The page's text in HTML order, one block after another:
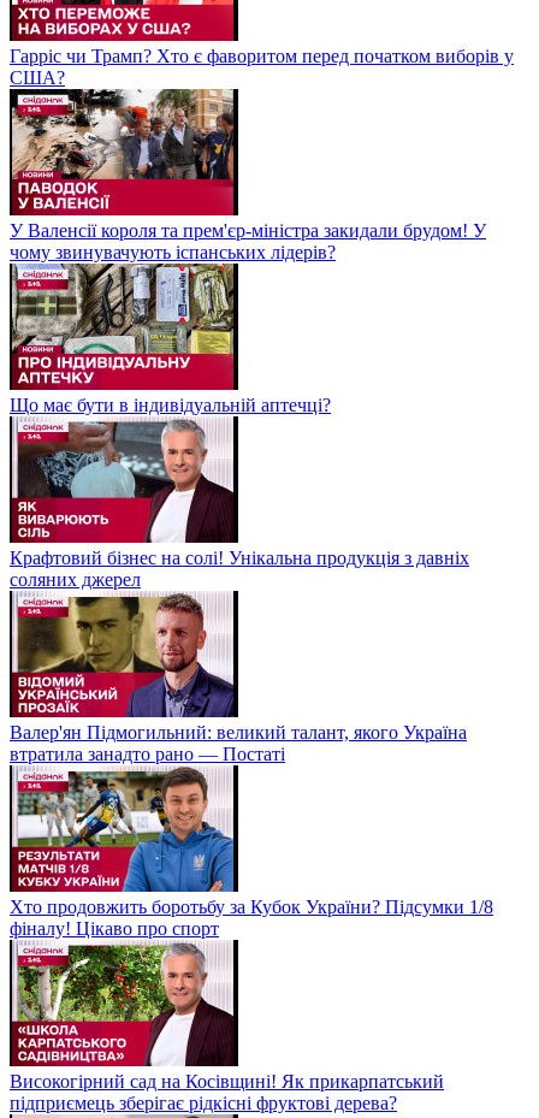
Гарріс чи Трамп? Хто є фаворитом перед початком виборів у
США?
У Валенсії короля та прем'єр-міністра закидали брудом! У
чому звинувачують іспанських лідерів?
Що має бути в індивідуальній аптечці?
Крафтовий бізнес на солі! Унікальна продукція з давніх
соляних джерел
Валер'ян Підмогильний: великий талант, якого Україна
втратила занадто рано — Постаті
Хто продовжить боротьбу за Кубок України? Підсумки 1/8
фіналу! Цікаво про спорт
Високогірний сад на Косівщині! Як прикарпатський
підприємець зберігає рідкісні фруктові дерева?